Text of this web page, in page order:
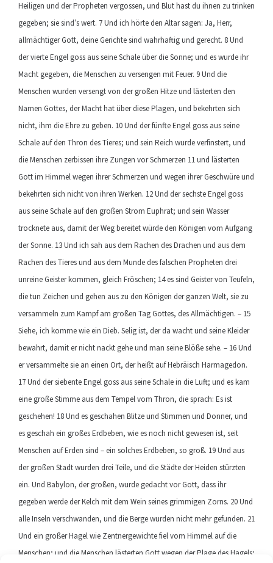
Heiligen und der Propheten vergossen, und Blut hast du ihnen zu trinken
gegeben; sie sind’s wert. 7 Und ich hörte den Altar sagen: Ja, Herr,
allmächtiger Gott, deine Gerichte sind wahrhaftig und gerecht. 8 Und
der vierte Engel goss aus seine Schale über die Sonne; und es wurde ihr
Macht gegeben, die Menschen zu versengen mit Feuer. 9 Und die
Menschen wurden versengt von der großen Hitze und lästerten den
Namen Gottes, der Macht hat über diese Plagen, und bekehrten sich
nicht, ihm die Ehre zu geben. 10 Und der fünfte Engel goss aus seine
Schale auf den Thron des Tieres; und sein Reich wurde verfinstert, und
die Menschen zerbissen ihre Zungen vor Schmerzen 11 und lästerten
Gott im Himmel wegen ihrer Schmerzen und wegen ihrer Geschwüre und
bekehrten sich nicht von ihren Werken. 12 Und der sechste Engel goss
aus seine Schale auf den großen Strom Euphrat; und sein Wasser
trocknete aus, damit der Weg bereitet würde den Königen vom Aufgang
der Sonne. 13 Und ich sah aus dem Rachen des Drachen und aus dem
Rachen des Tieres und aus dem Munde des falschen Propheten drei
unreine Geister kommen, gleich Fröschen; 14 es sind Geister von Teufeln,
die tun Zeichen und gehen aus zu den Königen der ganzen Welt, sie zu
versammeln zum Kampf am großen Tag Gottes, des Allmächtigen. – 15
Siehe, ich komme wie ein Dieb. Selig ist, der da wacht und seine Kleider
bewahrt, damit er nicht nackt gehe und man seine Blöße sehe. – 16 Und
er versammelte sie an einen Ort, der heißt auf Hebräisch Harmagedon.
17 Und der siebente Engel goss aus seine Schale in die Luft; und es kam
eine große Stimme aus dem Tempel vom Thron, die sprach: Es ist
geschehen! 18 Und es geschahen Blitze und Stimmen und Donner, und
es geschah ein großes Erdbeben, wie es noch nicht gewesen ist, seit
Menschen auf Erden sind – ein solches Erdbeben, so groß. 19 Und aus
der großen Stadt wurden drei Teile, und die Städte der Heiden stürzten
ein. Und Babylon, der großen, wurde gedacht vor Gott, dass ihr
gegeben werde der Kelch mit dem Wein seines grimmigen Zorns. 20 Und
alle Inseln verschwanden, und die Berge wurden nicht mehr gefunden. 21
Und ein großer Hagel wie Zentnergewichte fiel vom Himmel auf die
Menschen; und die Menschen lästerten Gott wegen der Plage des Hagels;